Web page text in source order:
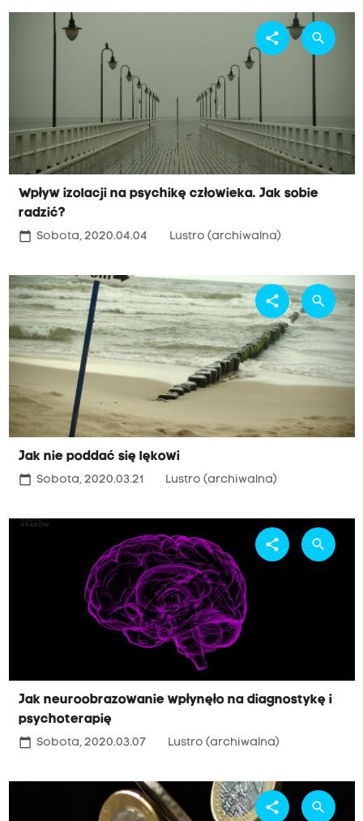
Wpływ izolacji na psychikę człowieka. Jak sobie
radzić?
calendar_today Sobota, 2020.04.04 Lustro (archiwalna)
share search
Jak nie poddać się lękowi
calendar_today Sobota, 2020.03.21 Lustro (archiwalna)
share search
Jak neuroobrazowanie wpłynęło na diagnostykę i
psychoterapię
calendar_today Sobota, 2020.03.07 Lustro (archiwalna)
share search
share search